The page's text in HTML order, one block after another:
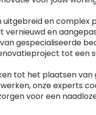
uitgebreid en complex
vernieuwd en
gespecialiseerde
tot een
tot het plaatsen van
onze experts
voor een